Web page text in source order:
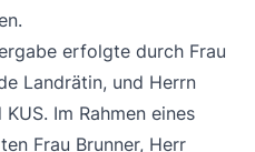
erfolgte durch Frau
Landrätin, und Herrn
Im Rahmen eines
Frau Brunner, Herr